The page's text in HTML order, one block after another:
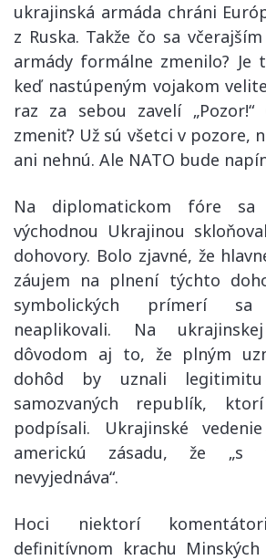
ukrajinská armáda chráni
z Ruska. Takže čo sa
armády formálne zmenilo? Je
keď nastúpeným vojakom
raz za sebou zavelí
zmeniť? Už sú všetci v pozore,
ani nehnú. Ale NATO bude
Na diplomatickom fóre
východnou Ukrajinou
dohovory. Bolo zjavné, že
záujem na plnení týchto
symbolických prímerí
neaplikovali. Na
dôvodom aj to, že plným
dohôd by uznali legitimitu
samozvaných republík,
podpísali. Ukrajinské
americkú zásadu, že „s
nevyjednáva“.
Hoci niektorí
definitívnom krachu